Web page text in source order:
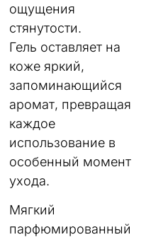
ощущения
стянутости.
Гель оставляет на
коже яркий,
запоминающийся
аромат, превращая
каждое
использование в
особенный момент
ухода.
Мягкий
парфюмированный